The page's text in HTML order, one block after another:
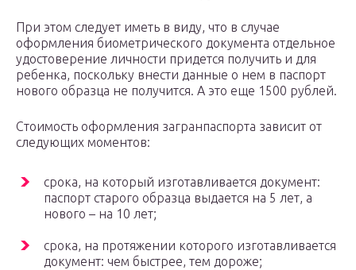
При этом следует иметь в виду, что в случае
оформления биометрического документа отдельное
удостоверение личности придется получить и для
ребенка, поскольку внести данные о нем в паспорт
нового образца не получится. А это еще 1500 рублей.
Стоимость оформления загранпаспорта зависит от
следующих моментов:
срока, на который изготавливается документ:
паспорт старого образца выдается на 5 лет, а
нового – на 10 лет;
срока, на протяжении которого изготавливается
документ: чем быстрее, тем дороже;